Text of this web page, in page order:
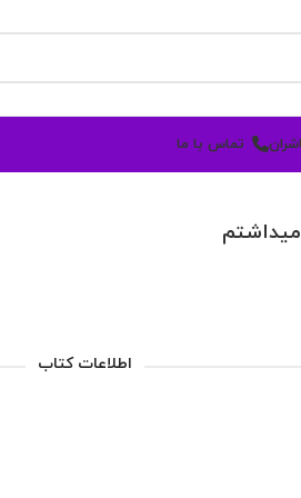
تماس با ما
اطلاعات کتاب